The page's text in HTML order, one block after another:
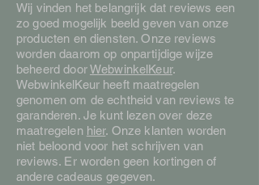
Wij vinden het belangrijk dat reviews een
zo goed mogelijk beeld geven van onze
producten en diensten. Onze reviews
worden daarom op onpartijdige wijze
beheerd doorWebwinkelKeur.
WebwinkelKeur heeft maatregelen
genomen om de echtheid van reviews te
garanderen. Je kunt lezen over deze
maatregelen hier. Onze klanten worden
niet beloond voor het schrijven van
reviews. Er worden geen kortingen of
andere cadeaus gegeven.